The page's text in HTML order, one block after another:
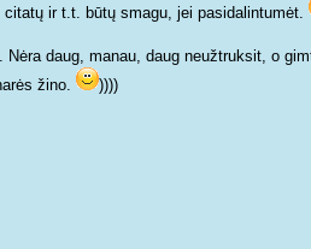
citatų ir t.t. būtų smagu, jei pasidalintumėt.
Nėra daug, manau, daug neužtruksit, o
žino.
))))